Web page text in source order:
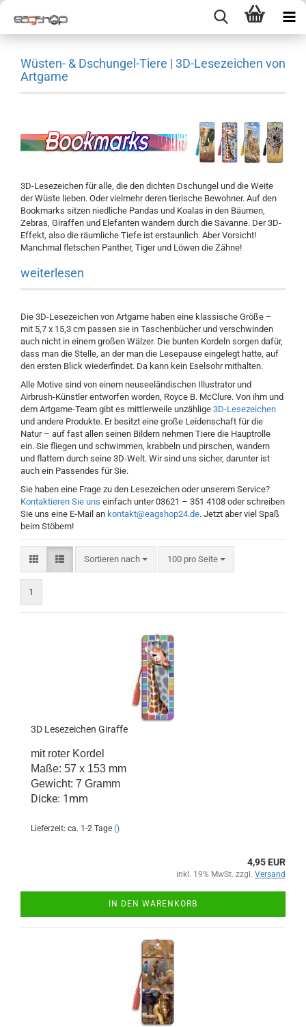
Wüsten- & Dschungel-Tiere | 3D-Lesezeichen von
Artgame
3D-Lesezeichen für alle, die den dichten Dschungel und die Weite
der Wüste lieben. Oder vielmehr deren tierische Bewohner. Auf den
Bookmarks sitzen niedliche Pandas und Koalas in den Bäumen,
Zebras, Giraffen und Elefanten wandern durch die Savanne. Der 3D-
Effekt, also die räumliche Tiefe ist erstaunlich. Aber Vorsicht!
Manchmal fletschen Panther, Tiger und Löwen die Zähne!
weiterlesen
Die 3D-Lesezeichen von Artgame haben eine klassische Größe –
mit 5,7 x 15,3 cm passen sie in Taschenbücher und verschwinden
auch nicht in einem großen Wälzer. Die bunten Kordeln sorgen dafür,
dass man die Stelle, an der man die Lesepause eingelegt hatte, auf
den ersten Blick wiederfindet. Da kann kein Eselsohr mithalten.
Alle Motive sind von einem neuseeländischen Illustrator und
Airbrush-Künstler entworfen worden, Royce B. McClure. Von ihm und
dem Artgame-Team gibt es mittlerweile unzählige 3D-Lesezeichen
und andere Produkte. Er besitzt eine große Leidenschaft für die
Natur – auf fast allen seinen Bildern nehmen Tiere die Hauptrolle
ein. Sie fliegen und schwimmen, krabbeln und pirschen, wandern
und flattern durch seine 3D-Welt. Wir sind uns sicher, darunter ist
auch ein Passendes für Sie.
Sie haben eine Frage zu den Lesezeichen oder unserem Service?
Kontaktieren Sie uns einfach unter 03621 – 351 4108 oder schreiben
Sie uns eine E-Mail an kontakt@eagshop24.de. Jetzt aber viel Spaß
beim Stöbern!
Sortieren nach
Sortieren nach 100 pro Seite
pro Seite
1
3D Lesezeichen Giraffe
mit roter Kordel
Maße: 57 x 153 mm
Gewicht: 7 Gramm
Dicke: 1mm
Lieferzeit: ca. 1-2 Tage ()
4,95 EUR
inkl. 19% MwSt. zzgl. Versand
IN DEN WARENKORB